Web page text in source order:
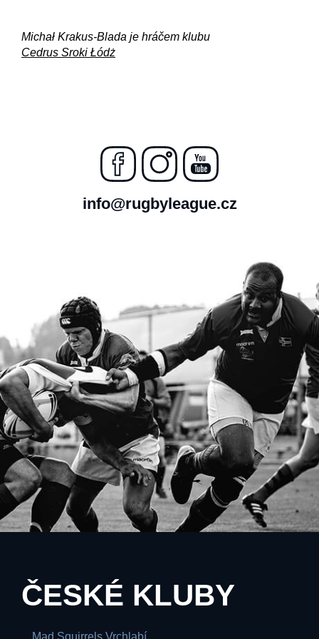
Michał Krakus-Blada je hráčem klubu
Cedrus Sroki Łódż
info@rugbyleague.cz
ČESKÉ KLUBY